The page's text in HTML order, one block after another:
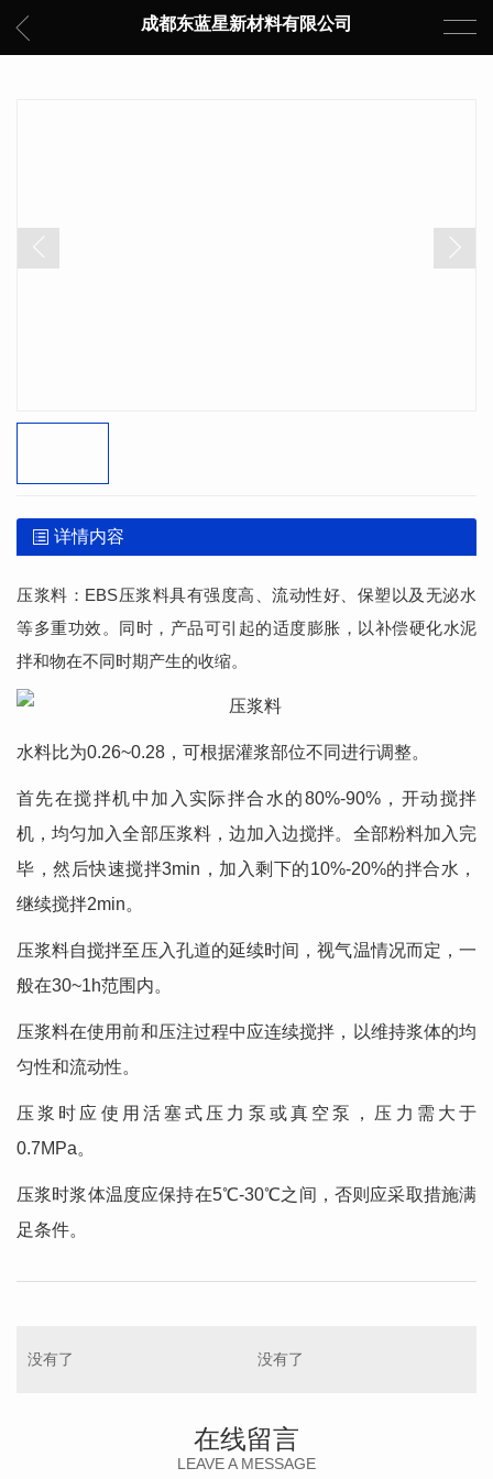
成都东蓝星新材料有限公司
详情内容
压浆料：EBS压浆料具有强度高、流动性好、保塑以及无泌水
等多重功效。同时，产品可引起的适度膨胀，以补偿硬化水泥
拌和物在不同时期产生的收缩。
水料比为0.26~0.28，可根据灌浆部位不同进行调整。
首先在搅拌机中加入实际拌合水的80%-90%，开动搅拌
机，均匀加入全部压浆料，边加入边搅拌。全部粉料加入完
毕，然后快速搅拌3min，加入剩下的10%-20%的拌合水，
继续搅拌2min。
压浆料自搅拌至压入孔道的延续时间，视气温情况而定，一
般在30~1h范围内。
压浆料在使用前和压注过程中应连续搅拌，以维持浆体的均
匀性和流动性。
压浆时应使用活塞式压力泵或真空泵，压力需大于
0.7MPa。
压浆时浆体温度应保持在5℃-30℃之间，否则应采取措施满
足条件。
没有了 没有了
在线留言
LEAVE A MESSAGE